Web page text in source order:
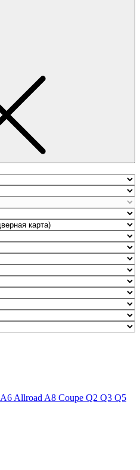
A6 Allroad A8 Coupe Q2 Q3 Q5